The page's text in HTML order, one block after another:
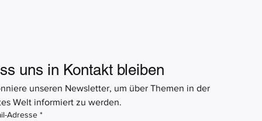
uns in Kontakt bleiben
unseren Newsletter, um über Themen in der
Welt informiert zu werden.
Adresse *